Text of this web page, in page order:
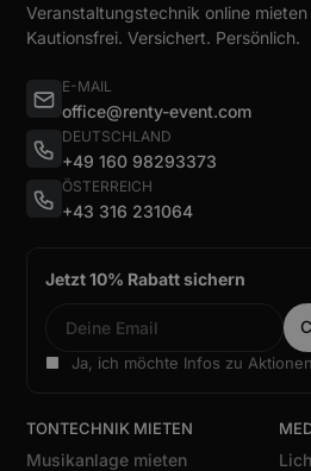
Veranstaltungstechnik online
Kautionsfrei. Versichert. Persönlich.
E-MAIL
office@renty-event.com
DEUTSCHLAND
+49 160 98293373
ÖSTERREICH
+43 316 231064
Jetzt 10% Rabatt sichern
Ja, ich möchte Infos zu
TONTECHNIK MIETEN
Musikanlage mieten